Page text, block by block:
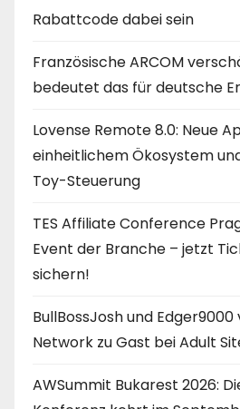
Rabattcode dabei sein
Französische ARCOM
bedeutet das für deutsche
Lovense Remote 8.0: Neue
einheitlichem Ökosystem
Toy-Steuerung
TES Affiliate Conference
Event der Branche – jetzt
sichern!
BullBossJosh und
Network zu Gast bei Adult
AWSummit Bukarest 2026: